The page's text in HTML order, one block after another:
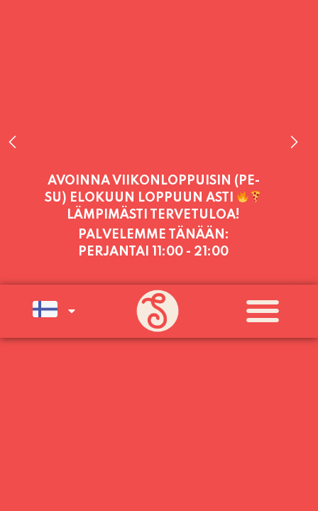
PALVELEMME TÄNÄÄN:
PERJANTAI11:00 - 21:00
PALVELEMME PÄIVITTÄIN (MA-SU
KLO 11-21) SUNNUNTAIHIN 16.8.
AVOINNA VIIKONLOPPUISIN (PE-
SU) ELOKUUN LOPPUUN ASTI
LÄMPIMÄSTI TERVETULOA!